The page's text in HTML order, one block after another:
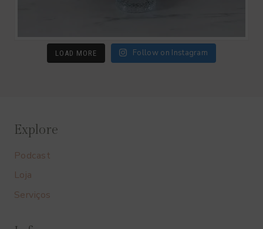
LOAD MORE Follow on Instagram
Explore
Podcast
Loja
Serviços